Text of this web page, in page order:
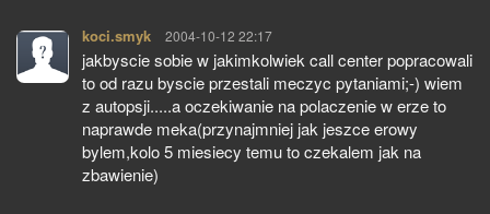
koci.smyk pisze:
2004-10-12 22:17
jakbyscie sobie w jakimkolwiek call center popracowali
to od razu byscie przestali meczyc pytaniami;-) wiem
z autopsji.....a oczekiwanie na polaczenie w erze to
naprawde meka(przynajmniej jak jeszce erowy
bylem,kolo 5 miesiecy temu to czekalem jak na
zbawienie)